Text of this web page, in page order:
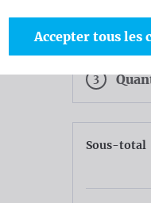
2
3
Sous-total
Accepter tous les